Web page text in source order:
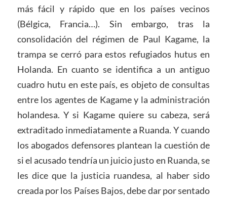
más fácil y rápido que en los países vecinos
(Bélgica, Francia…). Sin embargo, tras la
consolidación del régimen de Paul Kagame, la
trampa se cerró para estos refugiados hutus en
Holanda. En cuanto se identifica a un antiguo
cuadro hutu en este país, es objeto de consultas
entre los agentes de Kagame y la administración
holandesa. Y si Kagame quiere su cabeza, será
extraditado inmediatamente a Ruanda. Y cuando
los abogados defensores plantean la cuestión de
si el acusado tendría un juicio justo en Ruanda, se
les dice que la justicia ruandesa, al haber sido
creada por los Países Bajos, debe dar por sentado